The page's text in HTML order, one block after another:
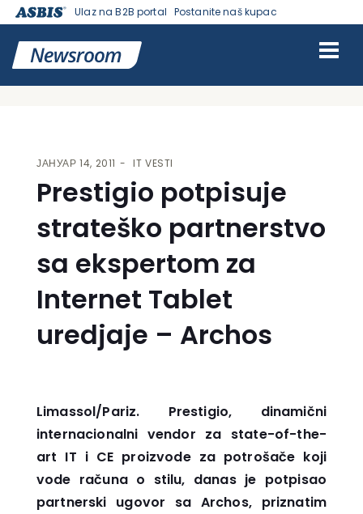
Ulaz na B2B portal Postanite naš kupac
STRATEŠKO PARTNERSTVO SA EKSPERTOM ZA INTERNET TABLET
UREDJAJE – ARCHOS
ЈАНУАР 14, 2011 IT VESTI
Prestigio potpisuje
strateško partnerstvo
sa ekspertom za
Internet Tablet
uredjaje – Archos
Limassol/Pariz. Prestigio, dinamični
internacionalni vendor za state-of-the-
art IT i CE proizvode za potrošače koji
vode računa o stilu, danas je potpisao
partnerski ugovor sa Archos, priznatim